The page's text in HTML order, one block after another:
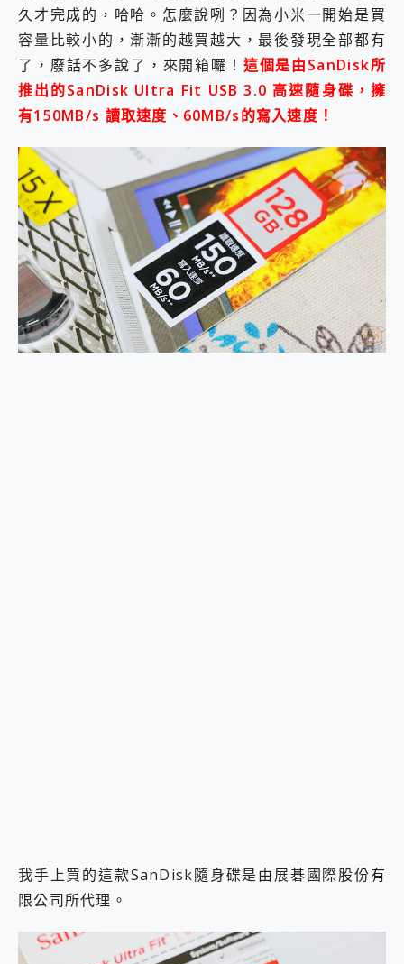
realme 14 Pro 超硬軍規、冰感變色實測，realme 14 5G 遊戲戰鬥值爆表，效能x娛樂全都要！
iPhone、Apple Watch、AirPods耳機 三個設備充電一起搞定 ONPRO MagReact™ M3 3 in 1可攜摺疊無線充電器 開箱 評測
動靜皆宜「HUAWEI FreeArc」開放式耳掛耳機，無感配戴! 超穩超服貼，音質、通話也很優質
好玩好拍 vivo V50 ~ 口袋裡的 Zeiss 潮流攝影棚!
給 MSI Claw 系列電競掌機 最完美的家 MSI Nest Docking Station 掌機專屬擴充底座 開箱 評測
EaseUS Vocal Remover 免費線上去聲器一鍵去除人聲 人聲 音樂分離 2024 消除人聲推薦
3 個超值 MHN 飛人工具分享~~ iToolab AnyGo 魔物獵人 Now飛人 ios教學 不出門也可以到處走
Locawhere AnyTo 寶可夢飛人 AnyTo 不出門也可以飛遍全世界
小體積 40000mAh 超大容量 一次充5個設備 充好充滿 CUKTECH 酷態科 300W 微型充電站 開箱 評測
97.3% 恢復率，資料救援就是這麼簡單 EaseUS Data Recovery Wizard Free 18.0.0 業界最好的資料救援軟體
磁碟系統大風吹 有了 磁碟管理程式 EaseUS Partition Master 就是這麼簡單
全新 SONY Xperia 1 VI 開箱! 相機實測! 長焦覆蓋更遠更清晰、2日長續航、頂尖影音娛樂效能~
Xiaomi 14 Ultra 開箱 評測~ 有深度的 Leica 影像旗艦手機! 加碼小旗艦 Xiaomi 14 開箱 評測
vivo TWS 3e 真無線藍牙耳機智慧降噪升級、音質明亮溫潤，並支援雙設備連接~
MSI Claw 掌機專屬配件包 來囉 完美保護 MSI Claw A1M-026TW 電競掌機
久才完成的，哈哈。怎麼說咧？因為小米一開始是買
容量比較小的，漸漸的越買越大，最後發現全部都有
了，廢話不多說了，來開箱囉！ 這個是由SanDisk所
推出的SanDisk Ultra Fit USB 3.0 高速隨身碟，擁
有150MB/s 讀取速度、60MB/s的寫入速度！
我手上買的這款SanDisk隨身碟是由展碁國際股份有
限公司所代理。